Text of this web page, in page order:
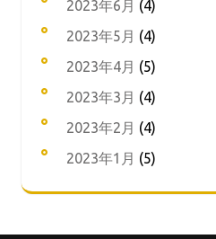
2023年6月 (4)
2023年5月 (4)
2023年4月 (5)
2023年3月 (4)
2023年2月 (4)
2023年1月 (5)